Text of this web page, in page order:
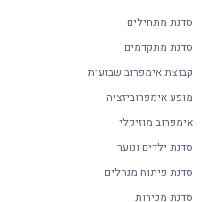
סדנת מתחילים
סדנת מתקדמים
קבוצת אימפרוב שבועית
מופע אימפרוביזציה
אימפרוב מוזיקלי
סדנת ילדים ונוער
סדנת פיתוח מנהלים
סדנת מכירות